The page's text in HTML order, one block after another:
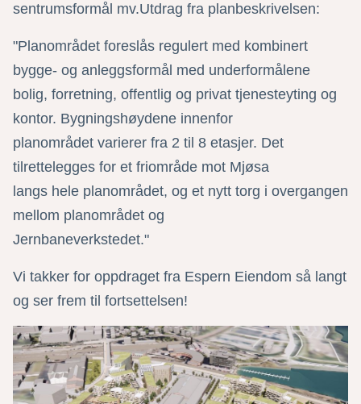
sentrumsformål mv.Utdrag fra planbeskrivelsen:
"Planområdet foreslås regulert med kombinert
bygge- og anleggsformål med underformålene
bolig, forretning, offentlig og privat tjenesteyting og
kontor. Bygningshøydene innenfor
planområdet varierer fra 2 til 8 etasjer. Det
tilrettelegges for et friområde mot Mjøsa
langs hele planområdet, og et nytt torg i overgangen
mellom planområdet og
Jernbaneverkstedet."
Vi takker for oppdraget fra Espern Eiendom så langt
og ser frem til fortsettelsen!